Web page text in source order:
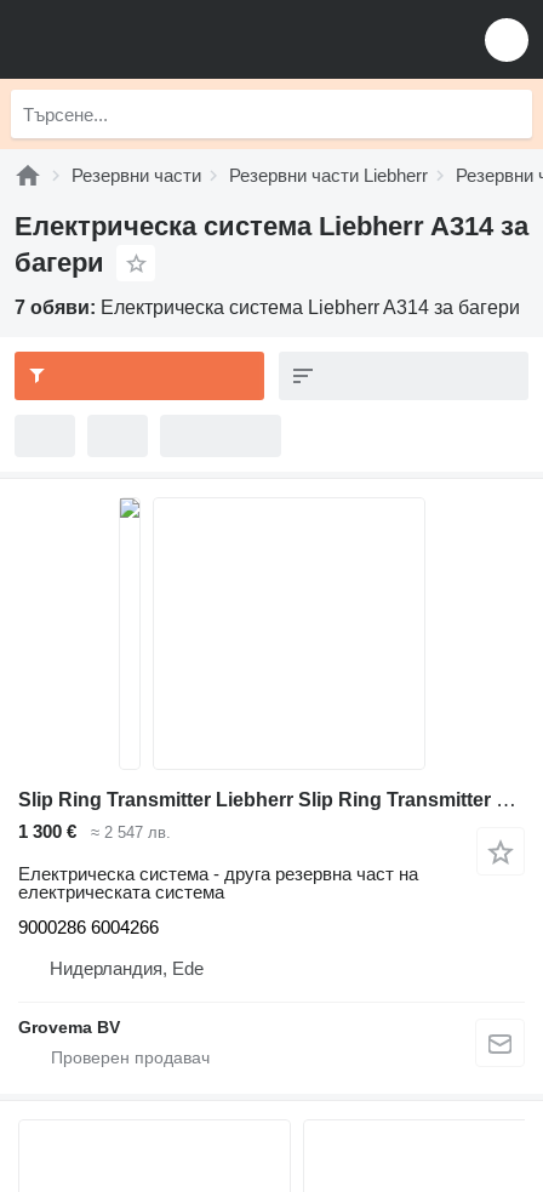
Резервни части Резервни части Liebherr Резервни
Електрическа система Liebherr A314 за
багери
7 обяви: Електрическа система Liebherr A314 за багери
Slip Ring Transmitter Liebherr Slip Ring Transmitter 9000286 за багер Liebherr A312 Li /A314 Li/A316 Li /A900B Li/A900C Li /A904C Li/A904 Li/A914 Li/A914B Li/A914C li/A924 li/A924B Li/A924C Li/A934 Li/A934B Li/A934C Li/A944B Li/A944C Li/A944 Li/A954B Li/A954C Li/A974B
1 300 € ≈ 2 547 лв.
Електрическа система - друга резервна част на
електрическата система
9000286 6004266
Нидерландия, Ede
Grovema BV